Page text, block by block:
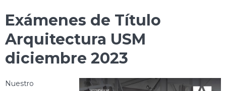
Exámenes de Título
Arquitectura USM
diciembre 2023
Nuestro